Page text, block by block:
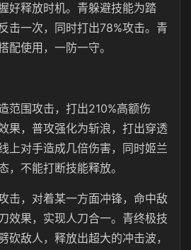
好释放时机。青躲避技能为踏
击一次，同时打出78%攻击。青
配使用，一防一守。
范围攻击，打出210%高额伤
果，普攻强化为斩浪，打出穿透
上对手造成几倍伤害，同时姬兰
，不能打断技能释放。
击，对着某一方面冲锋，命中敌
效果，实现人刀合一。青终极技
砍敌人，释放出超大的冲击波，